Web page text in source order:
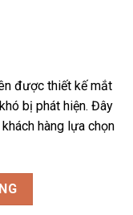
được thiết kế mắt
bị phát hiện. Đây
hàng lựa chọn
vạn niên Full HD